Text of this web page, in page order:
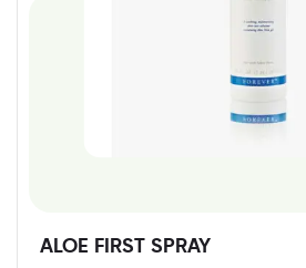
ALOE FIRST SPRAY